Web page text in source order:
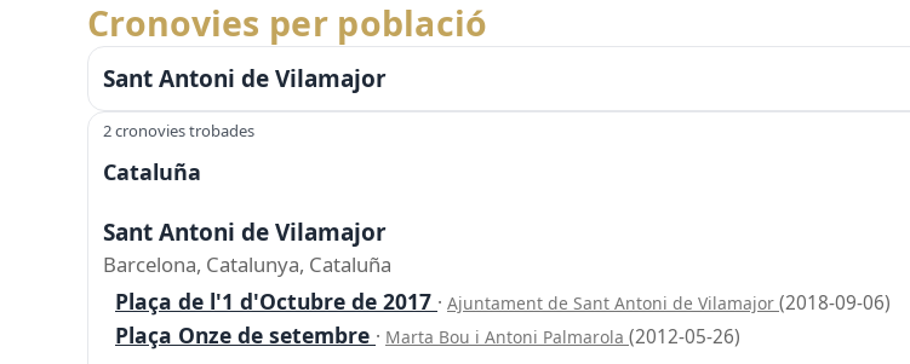
Cronovies per població
Sant Antoni de Vilamajor
2 cronovies trobades
Cataluña
Sant Antoni de Vilamajor
Barcelona, Catalunya, Cataluña
Plaça de l'1 d'Octubre de 2017 · Ajuntament de Sant Antoni de Vilamajor (2018-09-06)
Plaça Onze de setembre · Marta Bou i Antoni Palmarola (2012-05-26)